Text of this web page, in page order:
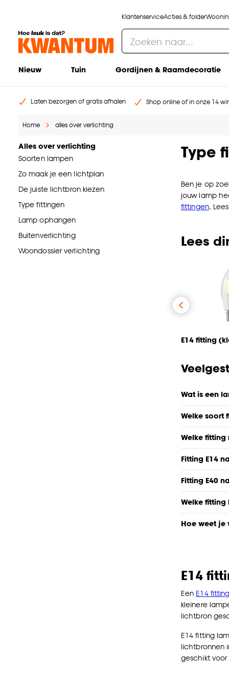
KlantenserviceActies & folder
Nieuw Tuin Gordijnen & Raamdecoratie
Laten bezorgen of gratis afhalen Shop online of in onze 14
Home alles over verlichting
Alles over verlichting
Soorten lampen
Zo maak je een lichtplan
De juiste lichtbron kiezen
Type fittingen
Lamp ophangen
Buitenverlichting
Woondossier verlichting
Type
Ben je op
jouw lamp
fittingen.
Lees
E14 fitting
Wat is een
Welke soort
Welke fitting
Fitting E14
Fitting E40
Welke fitting
Hoe weet je
E14
Een E14 fitting
kleinere
lichtbron
E14 fitting
lichtbronnen
geschikt